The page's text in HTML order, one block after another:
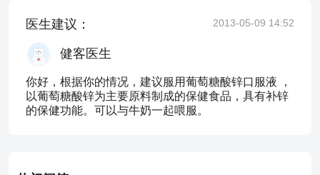
医生建议： 2013-05-09 14:52
健客医生
你好，根据你的情况，建议服用葡萄糖酸锌口服液 ，
以葡萄糖酸锌为主要原料制成的保健食品，具有补锌
的保健功能。可以与牛奶一起喂服。